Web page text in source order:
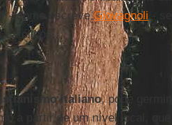
- como escreveGiovagnoli -
católicos.
italiano, pode
a partir de um nível local,